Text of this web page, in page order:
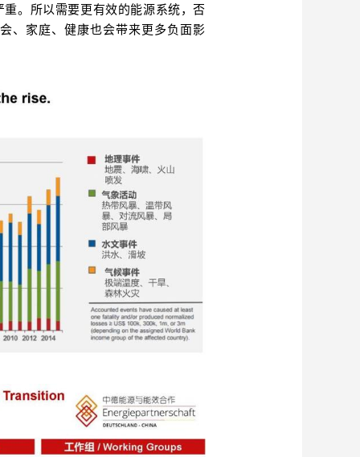
。所以需要更有效的能源系统，否
、家庭、健康也会带来更多负面影